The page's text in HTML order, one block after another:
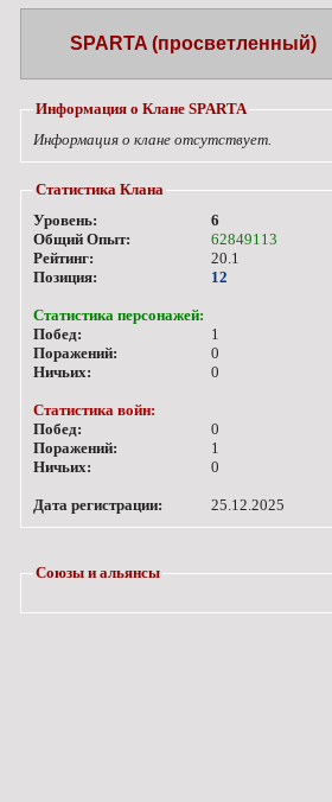
SPARTA (просветленный)
Информация о Клане SPARTA
Информация о клане отсутствует.
Статистика Клана
Уровень:
6
Общий Опыт:
62849113
Рейтинг:
20.1
Позиция:
12
Статистика персонажей:
Побед:
1
Поражений:
0
Ничьих:
0
Статистика войн:
Побед:
0
Поражений:
1
Ничьих:
0
Дата регистрации: 25.12.2025
Союзы и альянсы